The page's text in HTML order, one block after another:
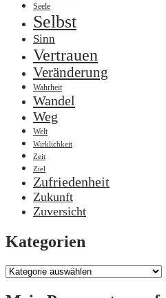
Seele
Selbst
Sinn
Vertrauen
Veränderung
Wahrheit
Wandel
Weg
Welt
Wirklichkeit
Zeit
Ziel
Zufriedenheit
Zukunft
Zuversicht
Kategorien
Kategorien